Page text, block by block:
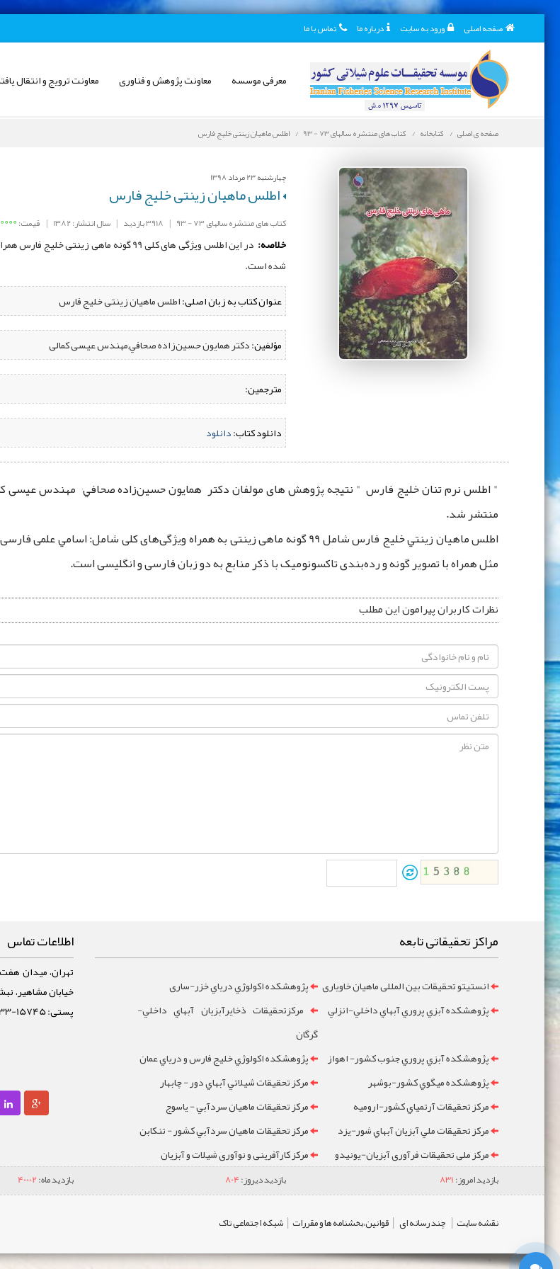
صفحه اصلی ورود به سایت درباره ما تماس با ما
معرفی موسسه معاونت پژوهش و فناوری معاونت ترویج و انتقال
صفحه ی اصلی کتابخانه کتاب های منتشره سالهای 73 - 93 اطلس ماهیان زینتی خلیج فارس
چهارشنبه 23 مرداد 1398
اطلس ماهیان زینتی خلیج فارس
کتاب های منتشره سالهای 73 - 93 | 3918 بازدید | سال انتشار: 1382 | قیمت:
خلاصه:
در اين اطلس ویژگی های کلی 99 گونه ماهی
شده است.
عنوان کتاب به زبان اصلی:اطلس ماهیان زینتی خلیج فارس
مؤلفین:‌ دکتر همايون حسين‌زاده صحافي,مهندس عیسی کمالی
مترجمین:
دانلود کتاب:دانلود
منتشر شد.
اطلس ماهيان زينتي خليج فارس شامل 99 گونه ماهی زینتی به همراه ویژگی‌های کلی
مثل همراه با تصویر گونه و رده‌بندی تاکسونومیک با ذکر منابع به دو زبان فارسی و انگلیسی است.
نظرات کاربران پیرامون این مطلب
مراکز تحقیقاتی تابعه
انستیتو تحقیقات بین المللی ماهیان خاویاری
پژوهشکده اکولوژي درياي خزر-ساری
پژوهشکده آبزي پروري آبهاي داخلي-انزلي
مرکزتحقيقات ذخايرآبزيان آبهاي داخلي-
گرگان
پژوهشکده آبزي پروري جنوب کشور- اهواز
پژوهشکده اکولوژي خليج فارس و درياي عمان
پژوهشکده ميگوي کشور-بوشهر
مرکز تحقيقات شيلاتي آبهاي دور - چابهار
مرکز تحقيقات آرتمياي کشور-ارومیه
مرکز تحقيقات ماهيان سردآبي - ياسوج
مرکز تحقيقات ملي آبزيان آبهاي شور-یزد
مرکز تحقيقات ماهيان سردآبي کشور - تنکابن
مرکز ملی تحقیقات فرآوری آبزیان-یونیدو
مرکز کارآفرینی و نوآوری شیلات و آبزیان
اطلاعات تماس
تهران، میدان هفت
پستی: 15745-133 و کد پستی: 1588733111
بازدید امروز:831 بازدید دیروز:804 بازدید ماه:40002
نقشه سایت | چند رسانه ای | قوانین،بخشنامه ها و مقررات | شبکه اجتماعی تاک